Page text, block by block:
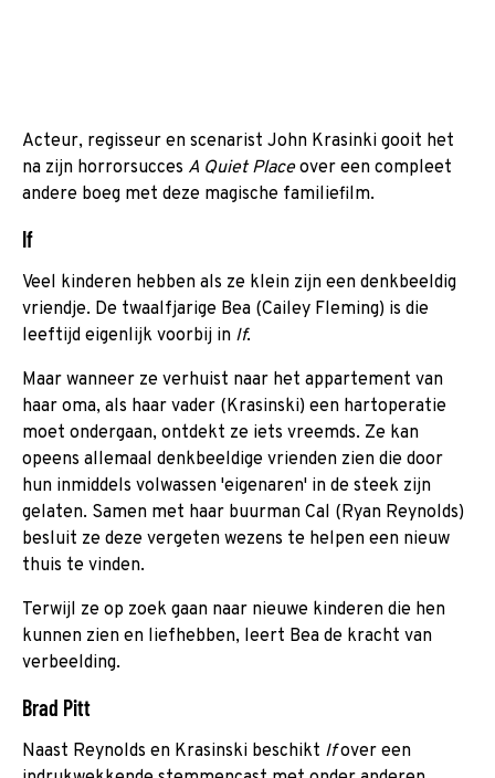
Acteur, regisseur en scenarist John Krasinki gooit het
na zijn horrorsucces A Quiet Placeover een compleet
andere boeg met deze magische familiefilm.
If
Veel kinderen hebben als ze klein zijn een denkbeeldig
vriendje. De twaalfjarige Bea (Cailey Fleming) is die
leeftijd eigenlijk voorbij in If.
Maar wanneer ze verhuist naar het appartement van
haar oma, als haar vader (Krasinski) een hartoperatie
moet ondergaan, ontdekt ze iets vreemds. Ze kan
opeens allemaal denkbeeldige vrienden zien die door
hun inmiddels volwassen 'eigenaren' in de steek zijn
gelaten. Samen met haar buurman Cal (Ryan Reynolds)
besluit ze deze vergeten wezens te helpen een nieuw
thuis te vinden.
Terwijl ze op zoek gaan naar nieuwe kinderen die hen
kunnen zien en liefhebben, leert Bea de kracht van
verbeelding.
Brad Pitt
Naast Reynolds en Krasinski beschikt Ifover een